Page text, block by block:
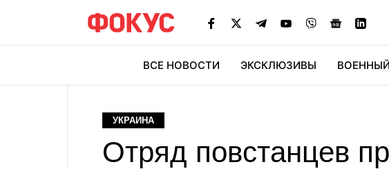
ВСЕ НОВОСТИ ЭКСКЛЮЗИВЫ
УКРАИНА
Отряд повстанцев